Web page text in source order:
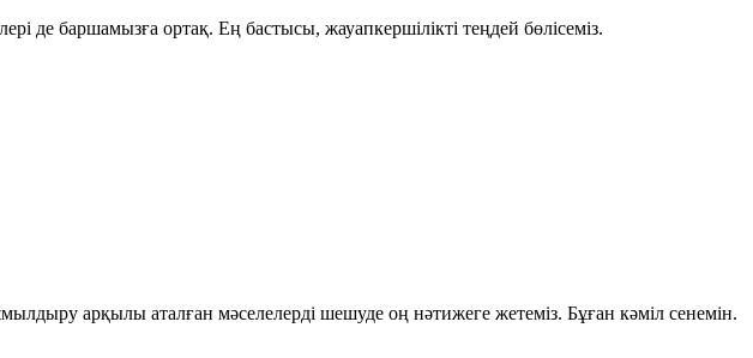
де баршамызға ортақ. Ең бастысы, жауапкершілікті теңдей бөлісеміз.
арқылы аталған мәселелерді шешуде оң нәтижеге жетеміз. Бұған кәміл сенемін.